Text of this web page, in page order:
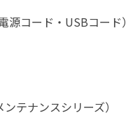
源コード・USBコード）
テナンスシリーズ）